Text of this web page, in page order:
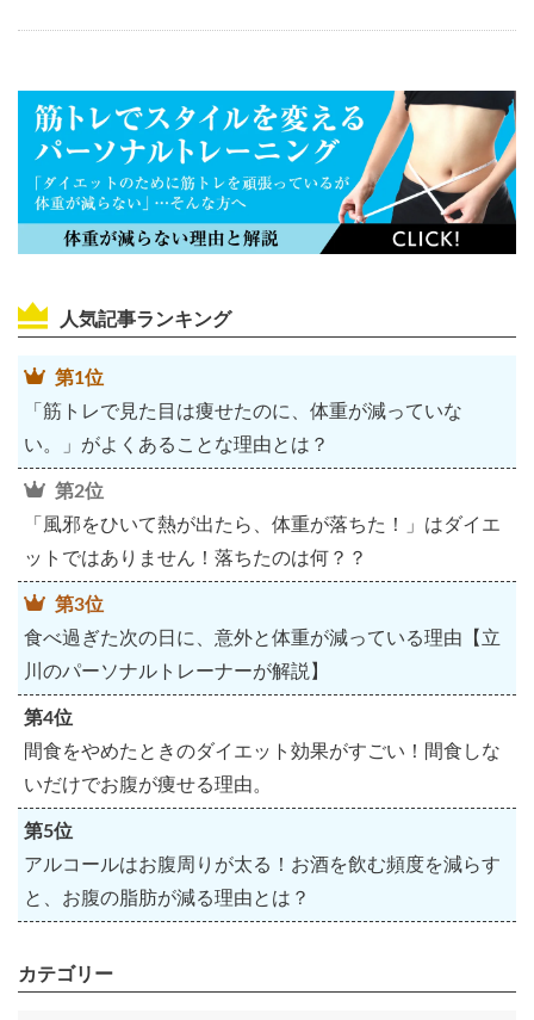
人気記事ランキング
第1位
「筋トレで見た目は痩せたのに、体重が減っていな
い。」がよくあることな理由とは？
第2位
「風邪をひいて熱が出たら、体重が落ちた！」はダイエ
ットではありません！落ちたのは何？？
第3位
食べ過ぎた次の日に、意外と体重が減っている理由【立
川のパーソナルトレーナーが解説】
第4位
間食をやめたときのダイエット効果がすごい！間食しな
いだけでお腹が痩せる理由。
第5位
アルコールはお腹周りが太る！お酒を飲む頻度を減らす
と、お腹の脂肪が減る理由とは？
カテゴリー